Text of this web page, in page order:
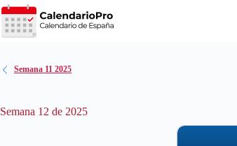
Saltar
al
contenido
Semana 11 2025
Semana 12 de 2025